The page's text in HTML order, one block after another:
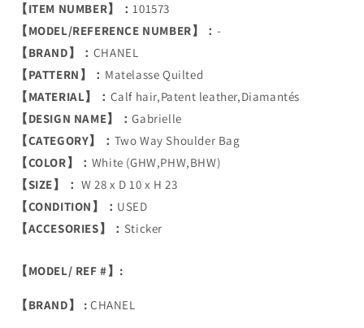
【ITEM NUMBER】：101573
【MODEL/REFERENCE NUMBER】： -
【BRAND】： CHANEL
【PATTERN】： Matelasse Quilted
【MATERIAL】： Calf hair,Patent leather,Diamantés
【DESIGN NAME】：Gabrielle
【CATEGORY】： Two Way Shoulder Bag
【COLOR】： White (GHW,PHW,BHW)
【SIZE】： W 28 x D 10 x H 23
【CONDITION】： USED
【ACCESORIES】： Sticker
【MODEL/ REF #】:
【BRAND】 : CHANEL